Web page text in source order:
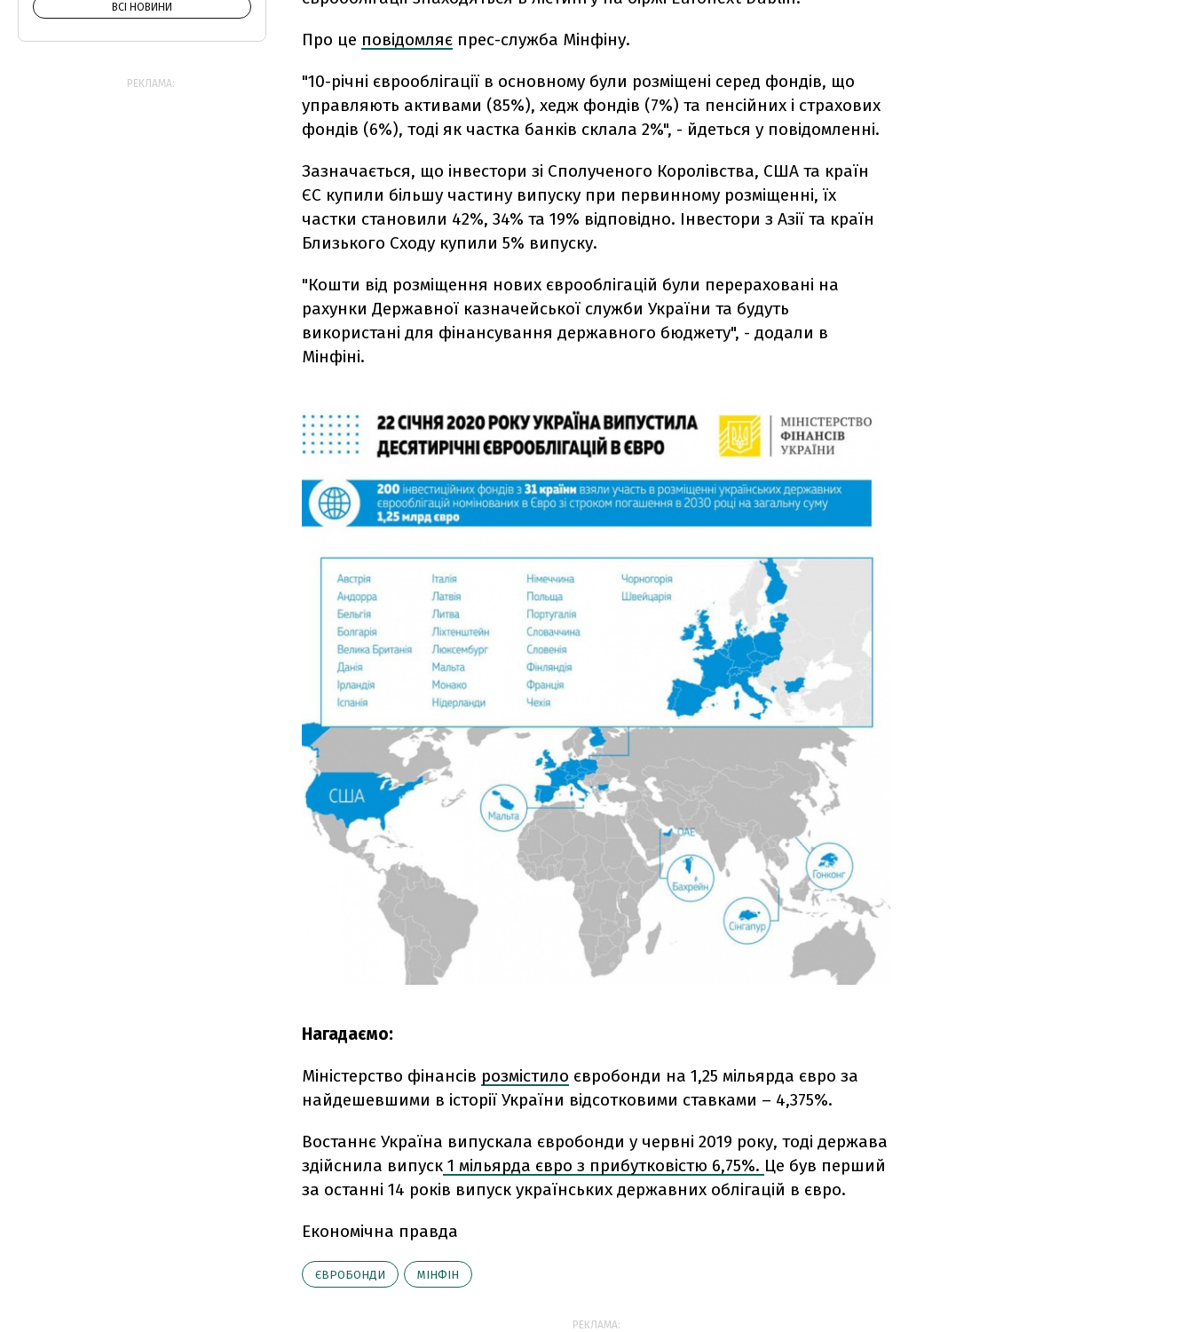
Про це повідомляє прес-служба Мінфіну.
"10-річні єврооблігації в основному були розміщені серед фондів, що
управляють активами (85%), хедж фондів (7%) та пенсійних і страхових
фондів (6%), тоді як частка банків склала 2%", - йдеться у повідомленні.
Зазначається, що інвестори зі Сполученого Королівства, США та країн
ЄС купили більшу частину випуску при первинному розміщенні, їх
частки становили 42%, 34% та 19% відповідно. Інвестори з Азії та країн
Близького Сходу купили 5% випуску.
"Кошти від розміщення нових єврооблігацій були перераховані на
рахунки Державної казначейської служби України та будуть
використані для фінансування державного бюджету", - додали в
Мінфіні.
Нагадаємо:
Міністерство фінансів розмістило євробонди на 1,25 мільярда євро за
найдешевшими в історії України відсотковими ставками – 4,375%.
Востаннє Україна випускала євробонди у червні 2019 року, тоді держава
здійснила випуск 1 мільярда євро з прибутковістю 6,75%. Це був перший
за останні 14 років випуск українських державних облігацій в євро.
Економічна правда
ЄВРОБОНДИ МІНФІН
РЕКЛАМА:
ВСІ НОВИНИ
РЕКЛАМА: